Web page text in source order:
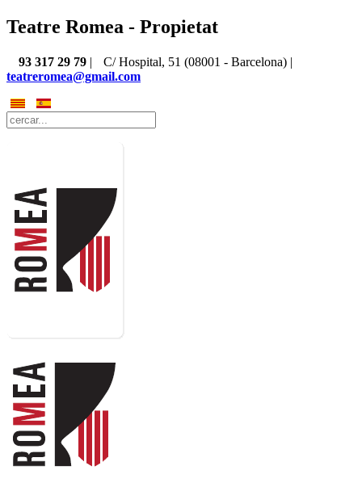
Teatre Romea - Propietat
93 317 29 79 |
C/ Hospital, 51 (08001 - Barcelona) |
teatreromea@gmail.com